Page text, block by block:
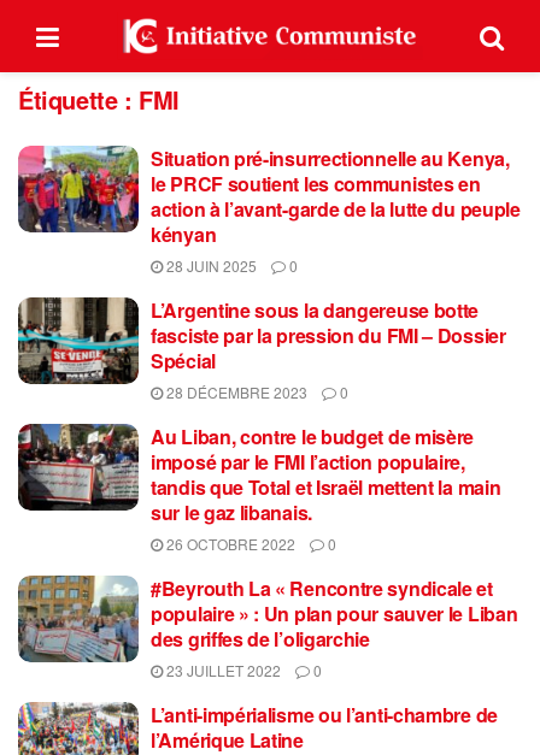
Étiquette : FMI
Situation pré-insurrectionnelle au Kenya,
le PRCF soutient les communistes en
action à l’avant-garde de la lutte du peuple
kényan
28 JUIN 2025 0
L’Argentine sous la dangereuse botte
fasciste par la pression du FMI – Dossier
Spécial
28 DÉCEMBRE 2023 0
Au Liban, contre le budget de misère
imposé par le FMI l’action populaire,
tandis que Total et Israël mettent la main
sur le gaz libanais.
26 OCTOBRE 2022 0
#Beyrouth La « Rencontre syndicale et
populaire » : Un plan pour sauver le Liban
des griffes de l’oligarchie
23 JUILLET 2022 0
L’anti-impérialisme ou l’anti-chambre de
l’Amérique Latine